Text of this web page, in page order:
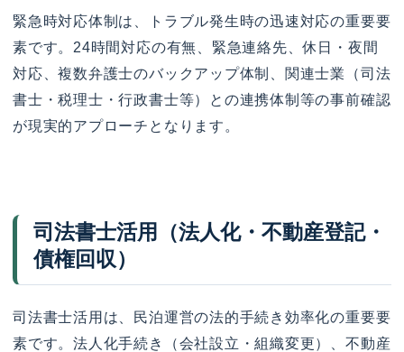
緊急時対応体制は、トラブル発生時の迅速対応の重要要
素です。24時間対応の有無、緊急連絡先、休日・夜間
対応、複数弁護士のバックアップ体制、関連士業（司法
書士・税理士・行政書士等）との連携体制等の事前確認
が現実的アプローチとなります。
司法書士活用（法人化・不動産登記・
債権回収）
司法書士活用は、民泊運営の法的手続き効率化の重要要
素です。法人化手続き（会社設立・組織変更）、不動産